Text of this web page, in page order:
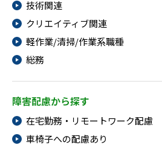
技術関連
クリエイティブ関連
軽作業/清掃/作業系職種
総務
障害配慮から探す
在宅勤務・リモートワーク配慮
車椅子への配慮あり